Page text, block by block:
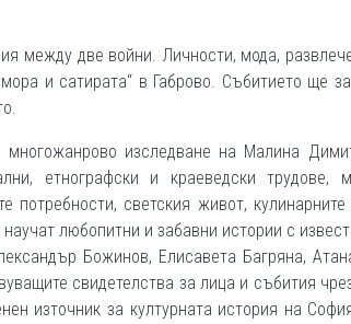
между две войни. Личности, мода,
и сатирата“ в Габрово. Събитието ще
изследване на Малина
етнографски и краеведски трудове,
потребности, светския живот,
любопитни и забавни истории с
Божинов, Елисавета Багряна,
свидетелства за лица и събития
източник за културната история на